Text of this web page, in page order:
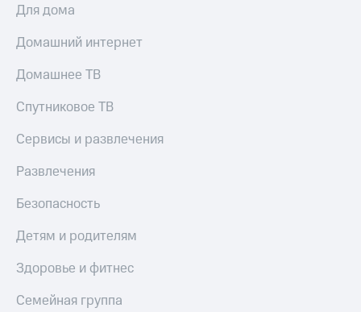
Для дома
Домашний интернет
Домашнее ТВ
Спутниковое ТВ
Сервисы и развлечения
Развлечения
Безопасность
Детям и родителям
Здоровье и фитнес
Семейная группа